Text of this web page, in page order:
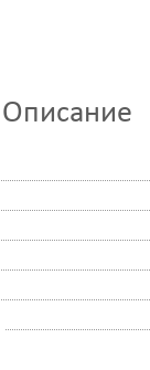
Описание